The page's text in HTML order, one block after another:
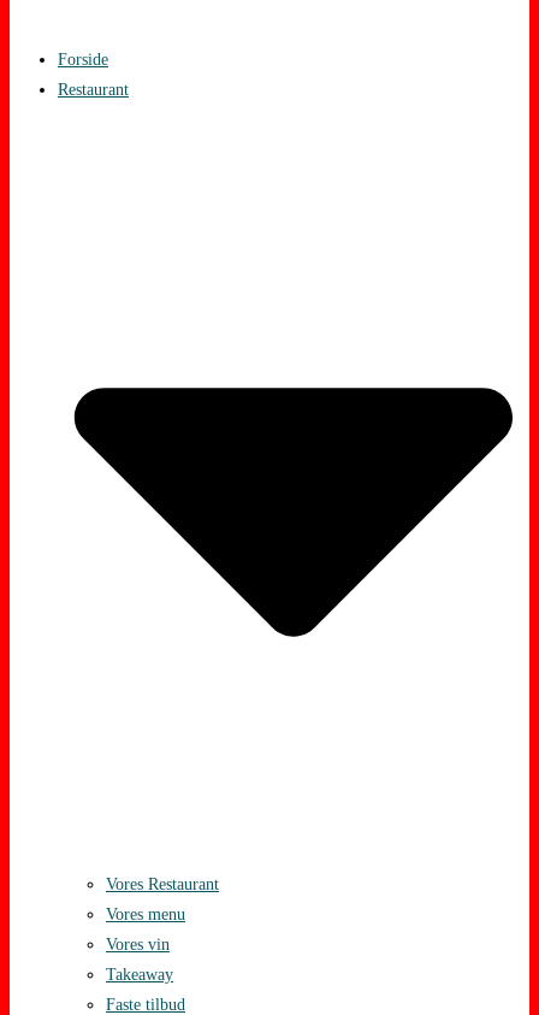
Forside
Restaurant
Vores Restaurant
Vores menu
Vores vin
Takeaway
Faste tilbud